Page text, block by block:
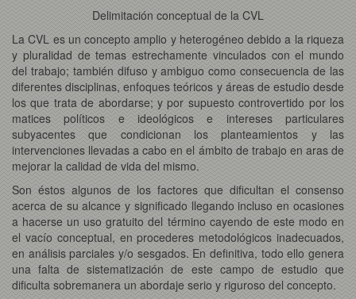
Delimitación conceptual de la CVL
La CVL es un concepto amplio y heterogéneo debido a la riqueza
y pluralidad de temas estrechamente vinculados con el mundo
del trabajo; también difuso y ambiguo como consecuencia de las
diferentes disciplinas, enfoques teóricos y áreas de estudio desde
los que trata de abordarse; y por supuesto controvertido por los
matices políticos e ideológicos e intereses particulares
subyacentes que condicionan los planteamientos y las
intervenciones llevadas a cabo en el ámbito de trabajo en aras de
mejorar la calidad de vida del mismo.
Son éstos algunos de los factores que dificultan el consenso
acerca de su alcance y significado llegando incluso en ocasiones
a hacerse un uso gratuito del término cayendo de este modo en
el vacío conceptual, en procederes metodológicos inadecuados,
en análisis parciales y/o sesgados. En definitiva, todo ello genera
una falta de sistematización de este campo de estudio que
dificulta sobremanera un abordaje serio y riguroso del concepto.